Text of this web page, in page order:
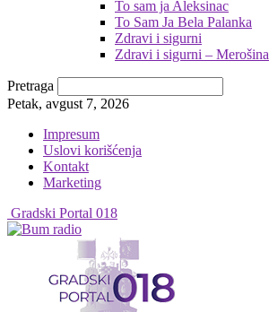
To sam ja Aleksinac
To Sam Ja Bela Palanka
Zdravi i sigurni
Zdravi i sigurni – Merošina
Pretraga
Petak, avgust 7, 2026
Impresum
Uslovi korišćenja
Kontakt
Marketing
Gradski Portal 018